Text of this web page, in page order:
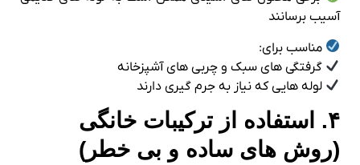
آسیب برسانند
مناسب برای:
گرفتگی‌ های سبک و چربی‌ های آشپزخانه
لوله‌ هایی که نیاز به جرم‌ گیری دارند
۴. استفاده از ترکیبات خانگی
(روش‌ های ساده و بی‌ خطر)